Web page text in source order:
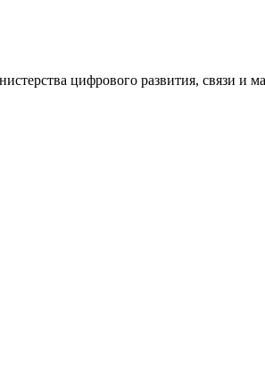
цифрового развития, связи и